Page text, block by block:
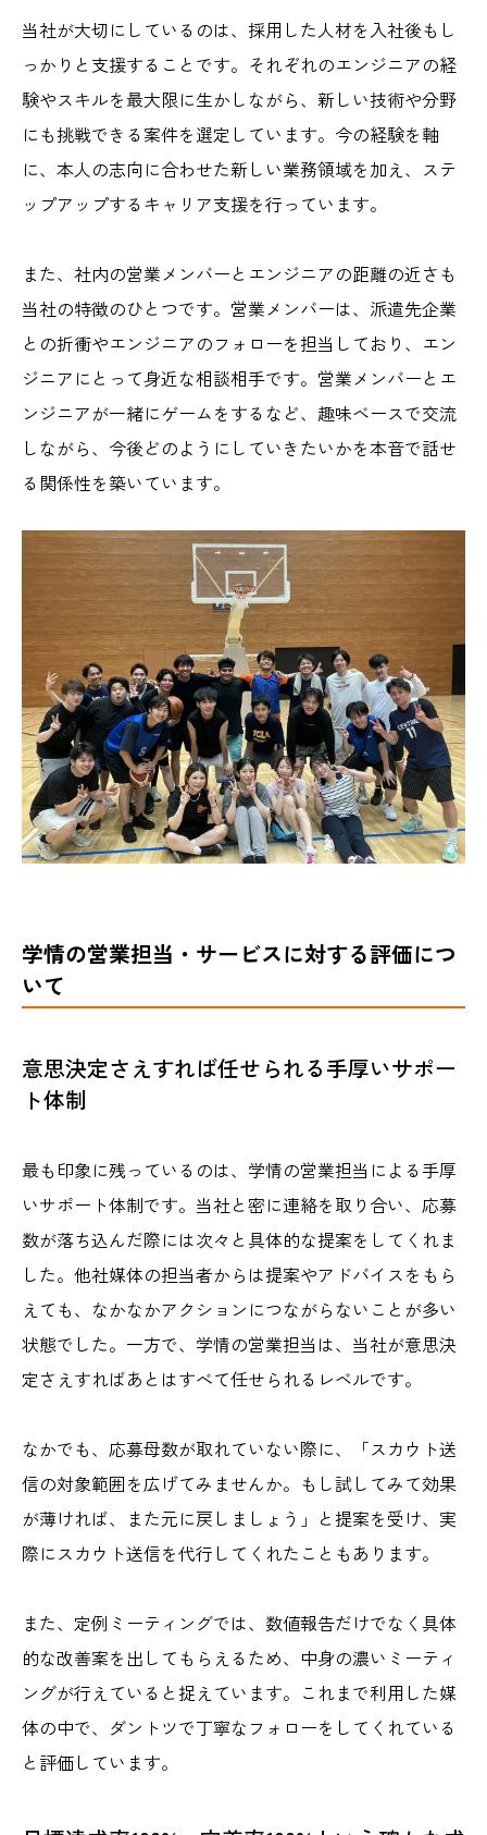
当社が大切にしているのは、採用した人材を入社後もし
っかりと支援することです。それぞれのエンジニアの経
験やスキルを最大限に生かしながら、新しい技術や分野
にも挑戦できる案件を選定しています。今の経験を軸
に、本人の志向に合わせた新しい業務領域を加え、ステ
ップアップするキャリア支援を行っています。
また、社内の営業メンバーとエンジニアの距離の近さも
当社の特徴のひとつです。営業メンバーは、派遣先企業
との折衝やエンジニアのフォローを担当しており、エン
ジニアにとって身近な相談相手です。営業メンバーとエ
ンジニアが一緒にゲームをするなど、趣味ベースで交流
しながら、今後どのようにしていきたいかを本音で話せ
る関係性を築いています。
学情の営業担当・サービスに対する評価につ
いて
意思決定さえすれば任せられる手厚いサポー
ト体制
最も印象に残っているのは、学情の営業担当による手厚
いサポート体制です。当社と密に連絡を取り合い、応募
数が落ち込んだ際には次々と具体的な提案をしてくれま
した。他社媒体の担当者からは提案やアドバイスをもら
えても、なかなかアクションにつながらないことが多い
状態でした。一方で、学情の営業担当は、当社が意思決
定さえすればあとはすべて任せられるレベルです。
なかでも、応募母数が取れていない際に、「スカウト送
信の対象範囲を広げてみませんか。もし試してみて効果
が薄ければ、また元に戻しましょう」と提案を受け、実
際にスカウト送信を代行してくれたこともあります。
また、定例ミーティングでは、数値報告だけでなく具体
的な改善案を出してもらえるため、中身の濃いミーティ
ングが行えていると捉えています。これまで利用した媒
体の中で、ダントツで丁寧なフォローをしてくれている
と評価しています。